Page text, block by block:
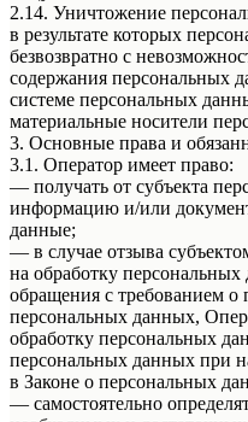
2.14. Уничтожение
в результате которых
безвозвратно с
содержания персональных
системе персональных
материальные носители
3. Основные права и
3.1. Оператор имеет право:
— получать от субъекта
информацию и/или
данные;
— в случае отзыва
на обработку
обращения с требованием о
персональных данных,
обработку персональных
персональных данных при
в Законе о персональных
— самостоятельно